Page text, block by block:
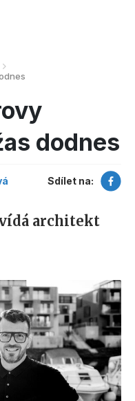
dodnes
Sdílet na:
architekt